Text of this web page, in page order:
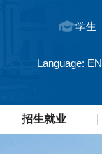
学生
Language: EN
招生就业